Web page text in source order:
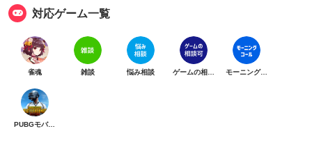
対応ゲーム一覧
雀魂 雑談 悩み相談 モーニングコール
PUBGモバイル